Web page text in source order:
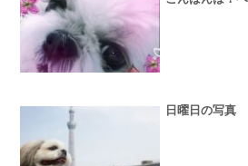
日曜日の写真